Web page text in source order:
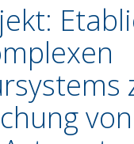
von